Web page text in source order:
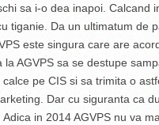
sa i-o dea inapoi. Calcand
tiganie. Da un ultimatum de
este singura care are
AGVPS sa se destupe
pe CIS si sa trimita o
Dar cu siguranta ca
in 2014 AGVPS nu va